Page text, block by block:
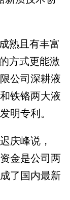
熟且有丰富
方式更能激
公司深耕液
铁铬两大液
明专利。
庆峰说，
金是公司两
了国内最新